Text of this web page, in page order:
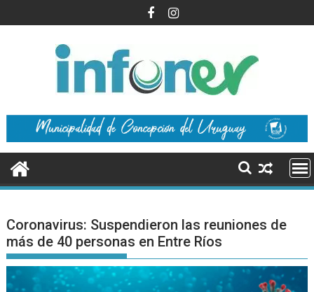
al
Coronavirus: Suspendieron las reuniones de
más de 40 personas en Entre Ríos